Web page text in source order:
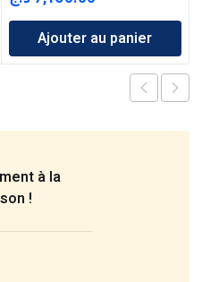
Ajouter au panier
à la
!